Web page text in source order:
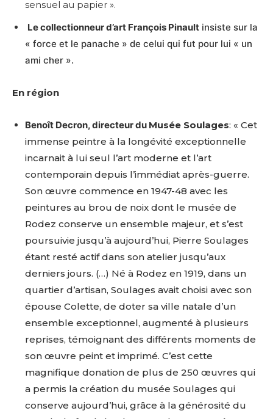
sensuel au papier ».
Le collectionneur d’art François Pinault insiste sur la
« force et le panache » de celui qui fut pour lui « un
ami cher ».
En région
Benoît Decron, directeur du Musée Soulages: « Cet
immense peintre à la longévité exceptionnelle
incarnait à lui seul l’art moderne et l’art
contemporain depuis l’immédiat après-guerre.
Son œuvre commence en 1947-48 avec les
peintures au brou de noix dont le musée de
Rodez conserve un ensemble majeur, et s’est
poursuivie jusqu’à aujourd’hui, Pierre Soulages
étant resté actif dans son atelier jusqu’aux
derniers jours. (…) Né à Rodez en 1919, dans un
quartier d’artisan, Soulages avait choisi avec son
épouse Colette, de doter sa ville natale d’un
ensemble exceptionnel, augmenté à plusieurs
reprises, témoignant des différents moments de
son œuvre peint et imprimé. C’est cette
magnifique donation de plus de 250 œuvres qui
a permis la création du musée Soulages qui
conserve aujourd’hui, grâce à la générosité du